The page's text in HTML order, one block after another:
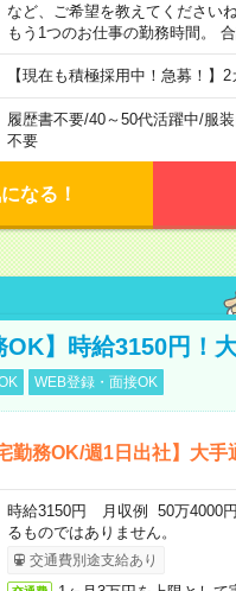
など、ご希望を教えてください
もう1つのお仕事の勤務時間。
【現在も積極採用中！急募！
履歴書不要/40～50代活躍中/服
不要
なる！
OK】時給3150円！
WEB登録・面接OK
勤務OK/週1日出社】大
時給3150円 月収例 50万4000
るものではありません。
交通費別途支給あり